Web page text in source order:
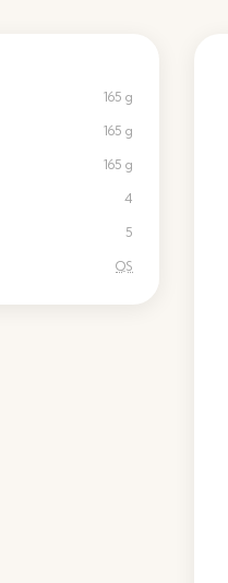
165 g
165 g
165 g
4
5
QS